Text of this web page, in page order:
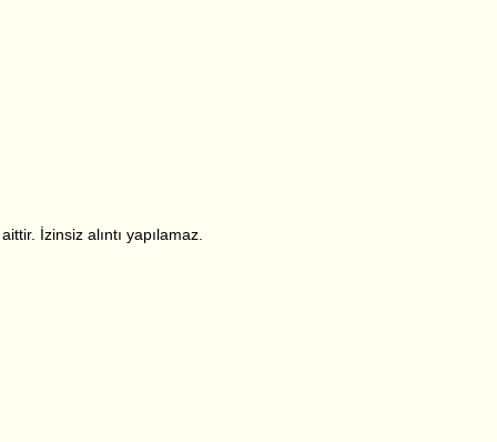
İzinsiz alıntı yapılamaz.